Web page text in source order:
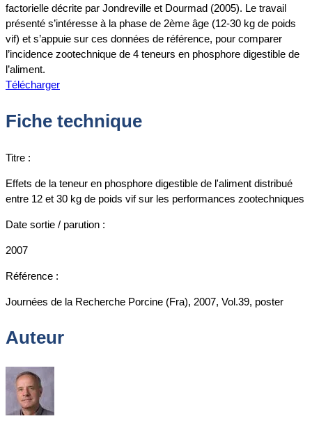
factorielle décrite par Jondreville et Dourmad (2005). Le travail
présenté s’intéresse à la phase de 2ème âge (12-30 kg de poids
vif) et s’appuie sur ces données de référence, pour comparer
l’incidence zootechnique de 4 teneurs en phosphore digestible de
l’aliment.
Télécharger
Fiche technique
Titre :
Effets de la teneur en phosphore digestible de l'aliment distribué
entre 12 et 30 kg de poids vif sur les performances zootechniques
Date sortie / parution :
2007
Référence :
Journées de la Recherche Porcine (Fra), 2007, Vol.39, poster
Auteur